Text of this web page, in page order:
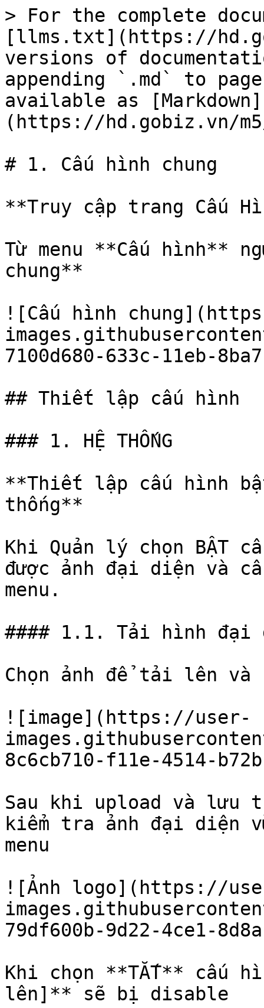
> For the complete
[llms.txt](https://
versions of
appending `.md` to
available as [Markdown]
(https://hd.gobiz.vn/
# 1. Cấu hình chung
**Truy cập trang Cấu
Từ menu **Cấu hình**
chung**
![Cấu hình
7100d680-633c-11eb-
## Thiết lập cấu hình
### 1. HỆ THỐNG
**Thiết lập cấu hình
thống**
Khi Quản lý chọn BẬT
được ảnh đại diện và
menu.
#### 1.1. Tải hình đại
Chọn ảnh để tải lên
![image](https://user-
8c6cb710-f11e-4514-
Sau khi upload và lưu
kiểm tra ảnh đại diện
menu
![Ảnh logo](https://
79df600b-9d22-4ce1-
Khi chọn **TẮT** cấu
lên]** sẽ bị disable